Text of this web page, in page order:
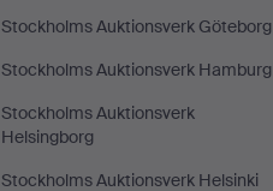
Stockholms Auktionsverk Göteborg
Stockholms Auktionsverk Hamburg
Stockholms Auktionsverk
Helsingborg
Stockholms Auktionsverk Helsinki